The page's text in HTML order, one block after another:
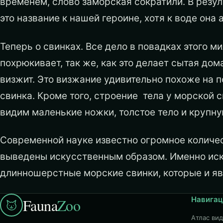
это название к нашей героине, хотя к воде
Теперь о свинках. Все дело в повадках этого
похрюкивает, так же, как это делает сытая
визжит. Это визжание удивительно похоже на
свинка. Кроме того, строение тела у морской
видим маленькие ножки, толстое тело и
Современной науке известно огромное
выведены искусственным образом. Именно
длинношерстные морские свинки, которые и
FaunaZoo
Атлас